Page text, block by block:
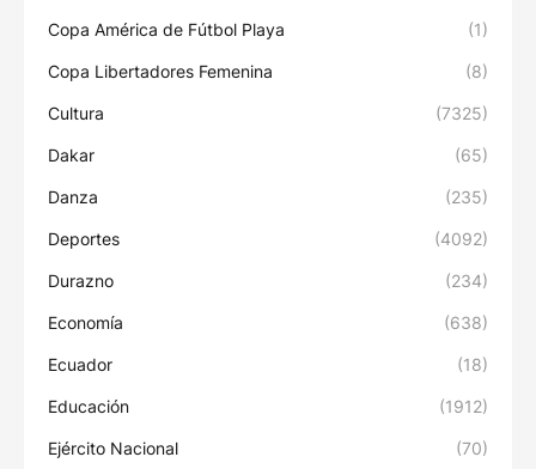
Copa América de Fútbol Playa (1)
Copa Libertadores Femenina (8)
Cultura (7325)
Dakar (65)
Danza (235)
Deportes (4092)
Durazno (234)
Economía (638)
Ecuador (18)
Educación (1912)
Ejército Nacional (70)